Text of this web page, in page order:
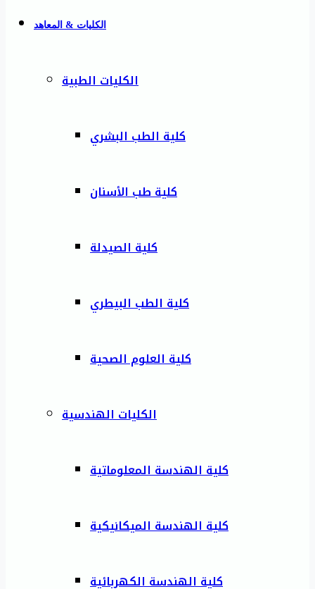
الكليات & المعاهد
الكليات الطبية
كلية الطب البشري
كلية طب الأسنان
كلية الصيدلة
كلية الطب البيطري
كلية العلوم الصحية
الكليات الهندسية
كلية الهندسة المعلوماتية
كلية الهندسة الميكانيكية
كلية الهندسة الكهربائية